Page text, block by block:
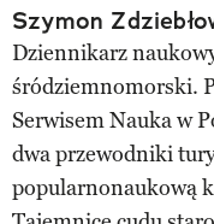
Szymon
Dziennikarz
śródziemnomorski.
Serwisem Nauka w
dwa przewodniki
popularnonaukową